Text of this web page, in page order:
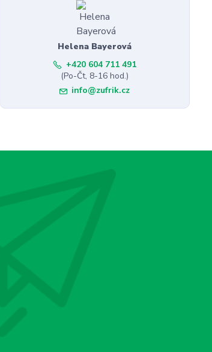
Helena Bayerová
+420 604 711 491
(Po-Čt, 8-16 hod.)
info@zufrik.cz